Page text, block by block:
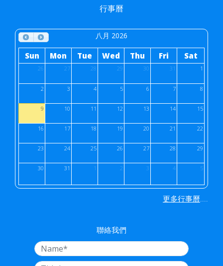
行事曆
八月 2026
Sun Mon Tue Wed Thu Fri Sat
26 27 28 29 30 31 1
2 3 4 5 6 7 8
9 10 11 12 13 14 15
16 17 18 19 20 21 22
23 24 25 26 27 28 29
30 31 1 2 3 4 5
更多行事曆
聯絡我們